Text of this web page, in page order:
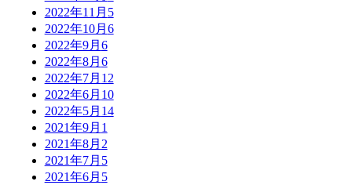
2022年11月 5
2022年10月 6
2022年9月 6
2022年8月 6
2022年7月 12
2022年6月 10
2022年5月 14
2021年9月 1
2021年8月 2
2021年7月 5
2021年6月 5